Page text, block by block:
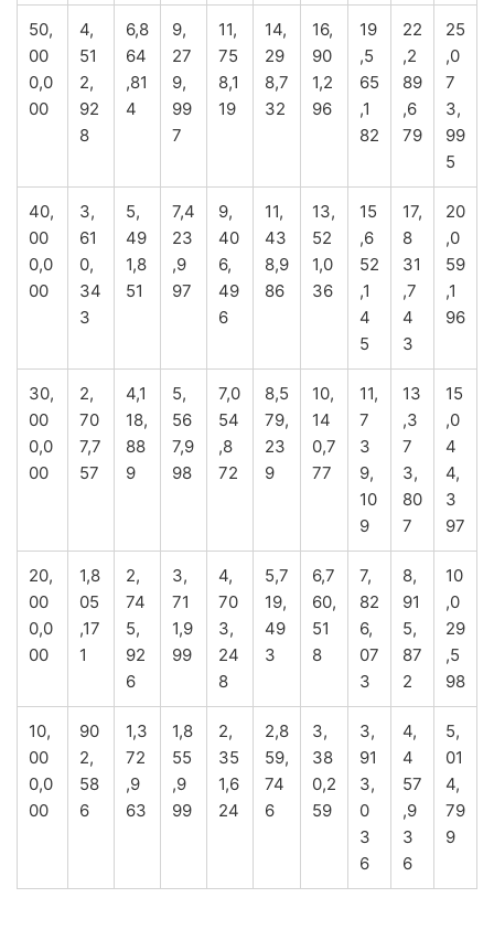
50,
00
0,0
00
4,
51
2,
92
8
6,8
64
,81
4
9,
27
9,
99
7
11,
75
8,1
19
14,
29
8,7
32
16,
90
1,2
96
19
,5
65
,1
82
22
,2
89
,6
79
25
,0
7
3,
99
5
40,
00
0,0
00
3,
61
0,
34
3
5,
49
1,8
51
7,4
23
,9
97
9,
40
6,
49
6
11,
43
8,9
86
13,
52
1,0
36
15
,6
52
,1
4
5
17,
8
31
,7
4
3
20
,0
59
,1
96
30,
00
0,0
00
2,
70
7,7
57
4,1
18,
88
9
5,
56
7,9
98
7,0
54
,8
72
8,5
79,
23
9
10,
14
0,7
77
11,
7
3
9,
10
9
13
,3
7
3,
80
7
15
,0
4
4,
3
97
20,
00
0,0
00
1,8
05
,17
1
2,
74
5,
92
6
3,
71
1,9
99
4,
70
3,
24
8
5,7
19,
49
3
6,7
60,
51
8
7,
82
6,
07
3
8,
91
5,
87
2
10
,0
29
,5
98
10,
00
0,0
00
90
2,
58
6
1,3
72
,9
63
1,8
55
,9
99
2,
35
1,6
24
2,8
59,
74
6
3,
38
0,2
59
3,
91
3,
0
3
6
4,
4
57
,9
3
6
5,
01
4,
79
9